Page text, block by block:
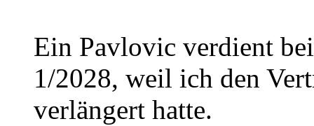
Ein Pavlovic verdient
1/2028, weil ich den
verlängert hatte.